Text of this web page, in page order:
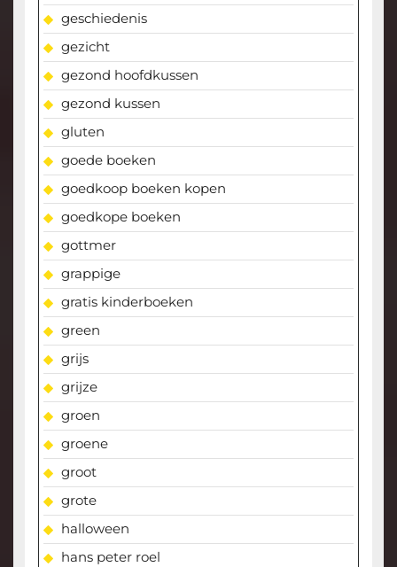
geschiedenis
gezicht
gezond hoofdkussen
gezond kussen
gluten
goede boeken
goedkoop boeken kopen
goedkope boeken
gottmer
grappige
gratis kinderboeken
green
grijs
grijze
groen
groene
groot
grote
halloween
hans peter roel